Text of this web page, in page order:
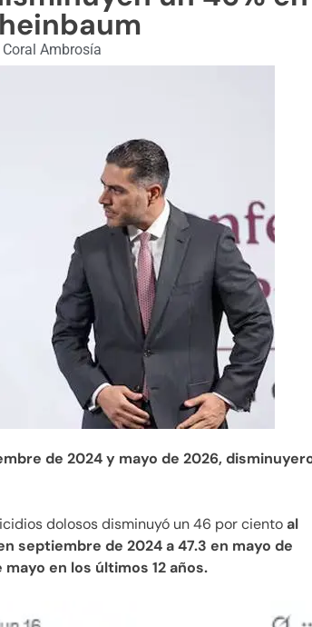
Coral Ambrosía
de 2024 y mayo de 2026,
dolosos disminuyó un 46 por cientoal
septiembre de 2024 a 47.3 en mayo de
en los últimos 12 años.